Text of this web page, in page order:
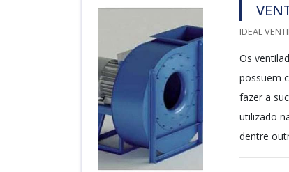
IDEAL
Os
possuem
fazer a
utilizado
dentre